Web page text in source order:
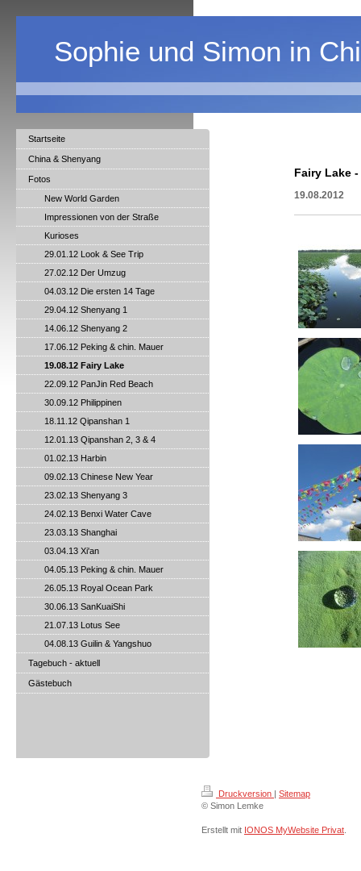
Sophie und Simon in
Fairy Lake
19.08.2012
Startseite
China & Shenyang
Fotos
New World Garden
Impressionen von der Straße
Kurioses
29.01.12 Look & See Trip
27.02.12 Der Umzug
04.03.12 Die ersten 14 Tage
29.04.12 Shenyang 1
14.06.12 Shenyang 2
17.06.12 Peking & chin. Mauer
19.08.12 Fairy Lake
22.09.12 PanJin Red Beach
30.09.12 Philippinen
18.11.12 Qipanshan 1
12.01.13 Qipanshan 2, 3 & 4
01.02.13 Harbin
09.02.13 Chinese New Year
23.02.13 Shenyang 3
24.02.13 Benxi Water Cave
23.03.13 Shanghai
03.04.13 Xi'an
04.05.13 Peking & chin. Mauer
26.05.13 Royal Ocean Park
30.06.13 SanKuaiShi
21.07.13 Lotus See
04.08.13 Guilin & Yangshuo
Tagebuch - aktuell
Gästebuch
Druckversion | Sitemap
© Simon Lemke
Erstellt mit IONOS MyWebsite Privat